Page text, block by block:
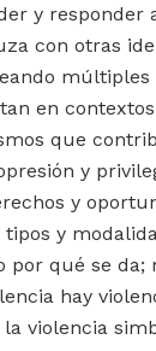
y responder
con otras
múltiples
en
que
y
y
y
por qué se da;
hay
violencia